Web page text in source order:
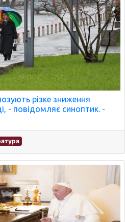
різке зниження
- повідомляє синоптик. -